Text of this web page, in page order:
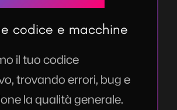
codice e macchine
il tuo codice
trovando errori, bug e
la qualità generale.